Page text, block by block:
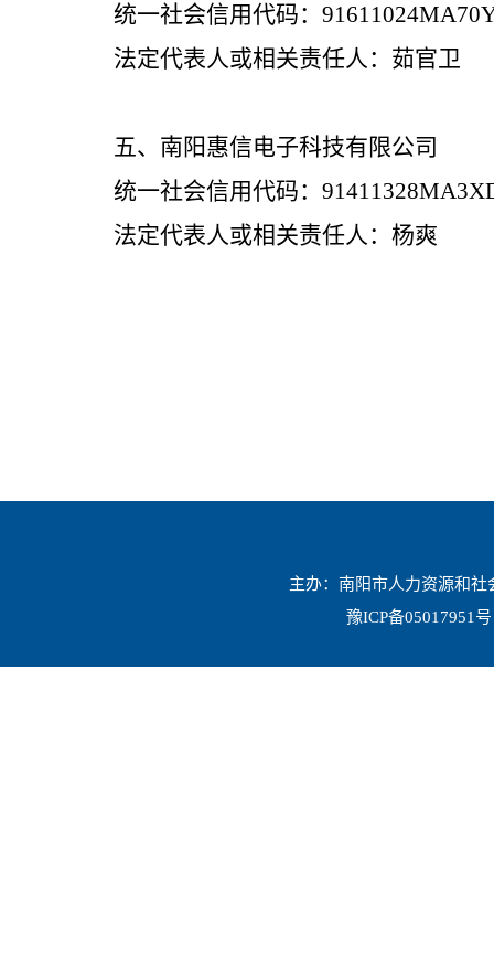
统一社会信用代码：
法定代表人或相关责任人：茹官卫
五、 南阳惠信电子科技有限公司
统一社会信用代码：
法定代表人或相关责任人：杨爽
主办：南阳市人力资源和
豫ICP备05017951号